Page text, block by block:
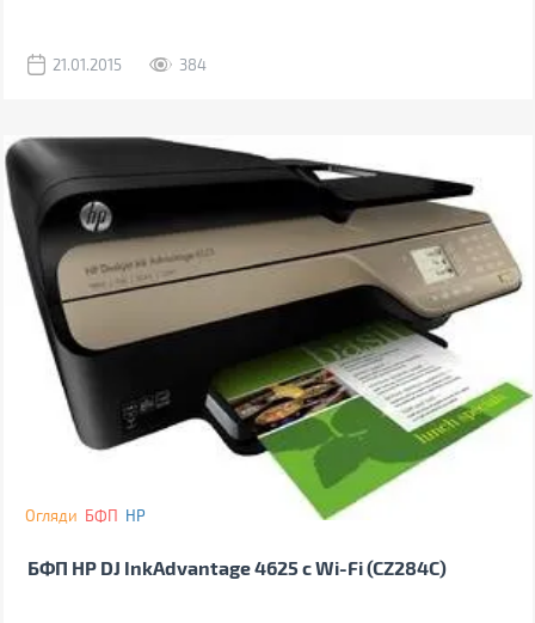
21.01.2015 384
Огляди БФП HP
БФП HP DJ InkAdvantage 4625 c Wi-Fi (CZ284C)